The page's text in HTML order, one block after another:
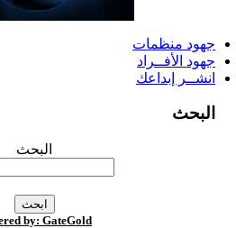
جهود منظمات
جهود الأفــراد
انشــر إبداعك
البحث
البحث
by: GateGold